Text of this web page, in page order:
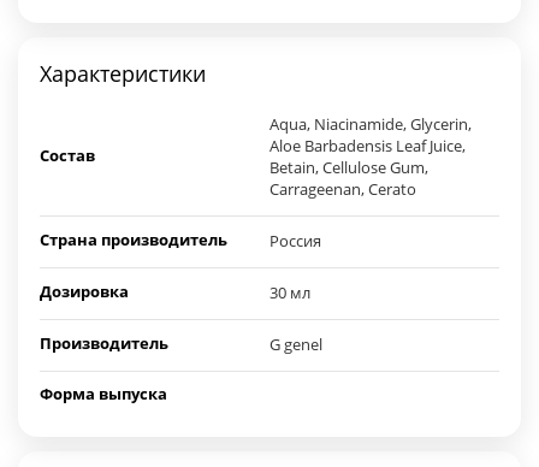
Характеристики
Состав
Aqua, Niacinamide, Glycerin,
Aloe Barbadensis Leaf Juice,
Betain, Cellulose Gum,
Carrageenan, Cerato
Страна производитель Россия
Дозировка 30 мл
Производитель G genel
Форма выпуска